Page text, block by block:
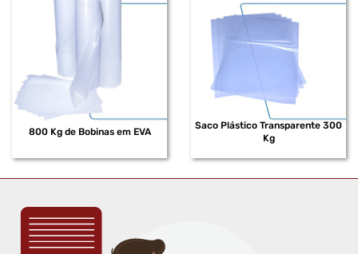
800 Kg de Bobinas em EVA
Saco Plástico Transparente 300
Kg